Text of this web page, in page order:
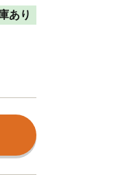
あり